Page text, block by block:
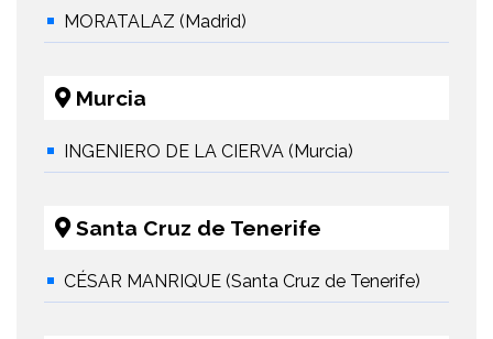
MORATALAZ (Madrid)
Murcia
INGENIERO DE LA CIERVA (Murcia)
Santa Cruz de Tenerife
CÉSAR MANRIQUE (Santa Cruz de Tenerife)